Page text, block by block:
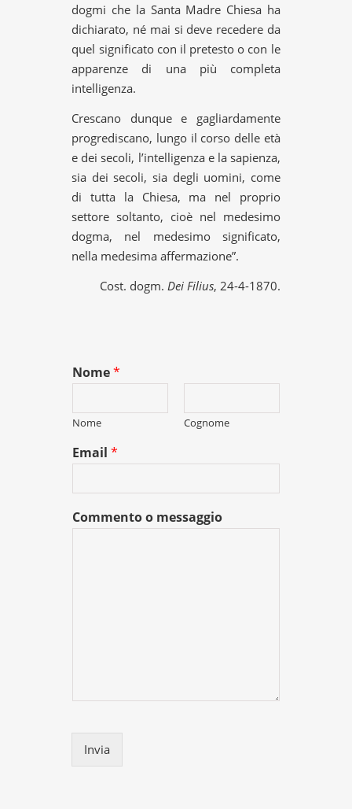
dogmi che la Santa Madre Chiesa ha
dichiarato, né mai si deve recedere da
quel significato con il pretesto o con le
apparenze di una più completa
intelligenza.
Crescano dunque e gagliardamente
progrediscano, lungo il corso delle età
e dei secoli, l’intelligenza e la sapienza,
sia dei secoli, sia degli uomini, come
di tutta la Chiesa, ma nel proprio
settore soltanto, cioè nel medesimo
dogma, nel medesimo significato,
nella medesima affermazione”.
Cost. dogm. Dei Filius, 24-4-1870.
Nome*
Nome Cognome
Email*
Commento o messaggio
Invia